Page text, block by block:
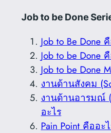
Job to be Done
Job to Be Done
Job to be Done
Job to be Done
งานด้านสังคม
งานด้านอารมณ์
อะไร
Pain Point คืออะ